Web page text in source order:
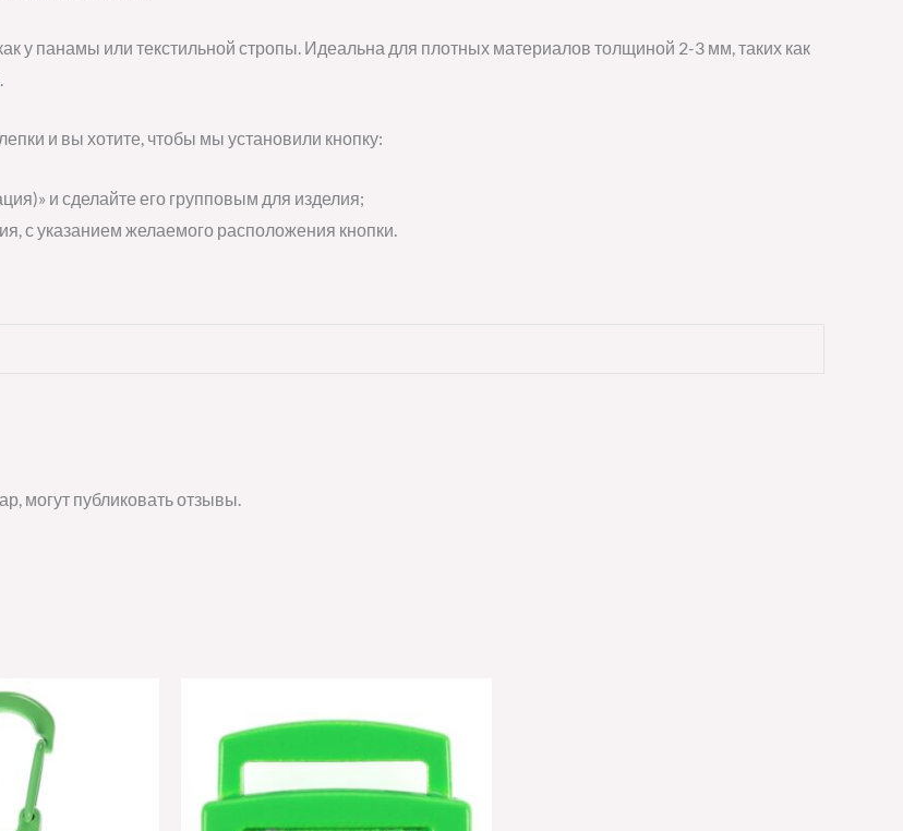
у панамы или текстильной стропы. Идеальна для плотных материалов толщиной 2-3 мм, таких как
и вы хотите, чтобы мы установили кнопку:
и сделайте его групповым для изделия;
с указанием желаемого расположения кнопки.
могут публиковать отзывы.